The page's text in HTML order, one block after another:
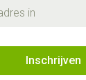
Inschrijven